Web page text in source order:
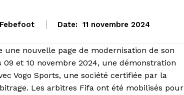
Febefoot Date: 11 novembre 2024
une nouvelle page de modernisation de son
et 10 novembre 2024, une démonstration
Vogo Sports, une société certifiée par la
Les arbitres Fifa ont été mobilisés pour